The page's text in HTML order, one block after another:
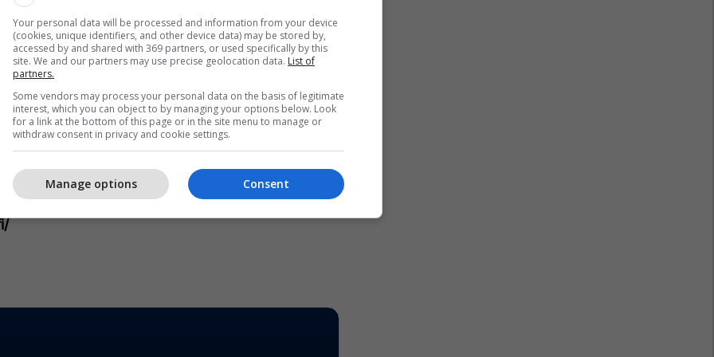
rrëfimin e tij.
Goodman iu bëri thirrje të gjithë atyre që
seksuale në atë kohe të kërkojnë drejtësinë.
jeni, ka ardhur koha të kërkoni drejtësinë, lirojeni
Serbisë krimin që e kanë kryer”, tha Krasniqi-
falënderoi të gjithë për përkrahjen e dhënë ndaj
Your personal data will be processed and information from your device
(cookies, unique identifiers, and other device data) may be stored by,
accessed by and shared with 369 partners, or used specifically by this
site. We and our partners may use precise geolocation data. List of
partners.
Some vendors may process your personal data on the basis of legitimate
interest, which you can object to by managing your options below. Look
for a link at the bottom of this page or in the site menu to manage or
withdraw consent in privacy and cookie settings.
Consent
Manage options